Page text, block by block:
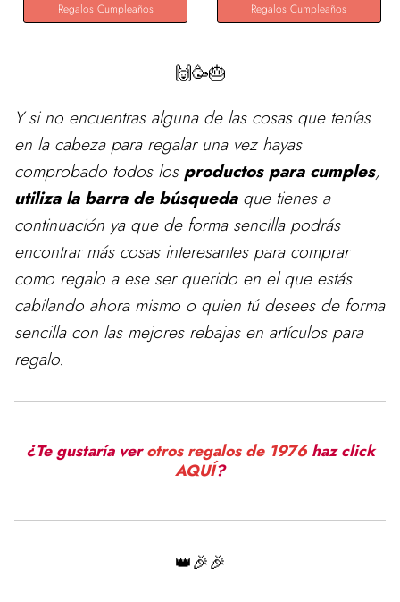
Regalos Cumpleaños Regalos Cumpleaños
🙌🥳🎂
Y si no encuentras alguna de las cosas que tenías
en la cabeza para regalaruna vez hayas
comprobado todos los productos para cumples,
utiliza la barra de búsquedaque tienes a
continuación ya que de forma sencilla podrás
encontrar más cosas interesantes para comprar
como regalo a ese ser querido en el que estás
cabilando ahora mismo o quien tú desees de forma
sencilla con las mejores rebajas en artículos para
regalo.
¿Te gustaría verotros regalos de 1976haz click
AQUÍ?
👑🎉🎉